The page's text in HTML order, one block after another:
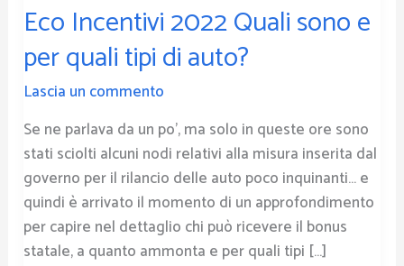
Eco Incentivi 2022 Quali sono e
per quali tipi di auto?
Lascia un commento
Se ne parlava da un po’, ma solo in queste ore sono
stati sciolti alcuni nodi relativi alla misura inserita dal
governo per il rilancio delle auto poco inquinanti… e
quindi è arrivato il momento di un approfondimento
per capire nel dettaglio chi può ricevere il bonus
statale, a quanto ammonta e per quali tipi […]
2022
sono
e
quali
tipi
di
auto?